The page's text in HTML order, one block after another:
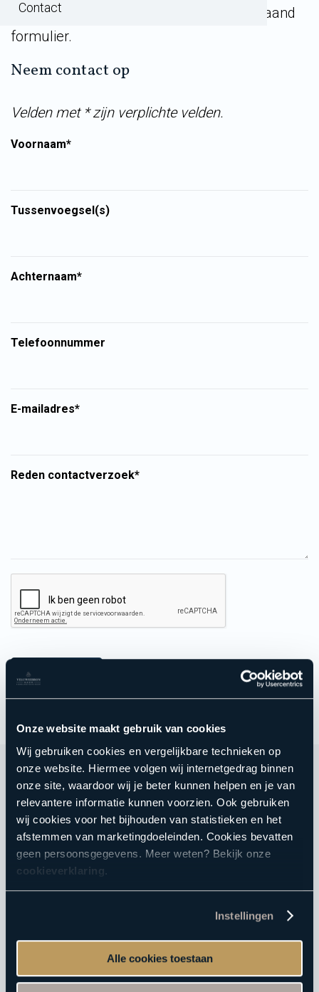
Onze website maakt gebruik van cookies
Wij gebruiken cookies en vergelijkbare technieken op
onze website. Hiermee volgen wij internetgedrag binnen
onze site, waardoor wij je beter kunnen helpen en je van
relevantere informatie kunnen voorzien. Ook gebruiken
wij cookies voor het bijhouden van statistieken en het
afstemmen van marketingdoeleinden. Cookies bevatten
geen persoonsgegevens. Meer weten? Bekijk onze
cookieverklaring.
Instellingen
Alle cookies toestaan
Contact
persvoorlichter is te bereiken via onderstaand
formulier.
Neem contact op
Velden met * zijn verplichte velden.
Voornaam*
Tussenvoegsel(s)
Achternaam*
Telefoonnummer
E-mailadres*
Reden contactverzoek*
Direct naar
Sauna
Reserveren
Acties
Saunabon
Vacatures